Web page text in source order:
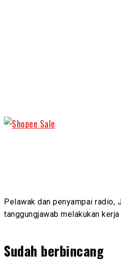
Pelawak dan penyampai radio,
tanggungjawab melakukan kerja
Sudah berbincang